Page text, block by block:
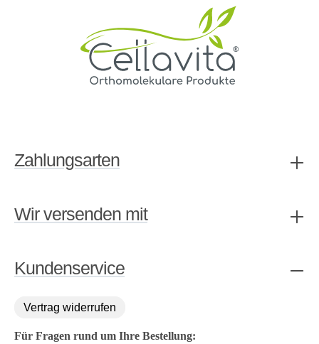
Zahlungsarten
Wir versenden mit
Kundenservice
Vertrag widerrufen
Für Fragen rund um Ihre Bestellung: